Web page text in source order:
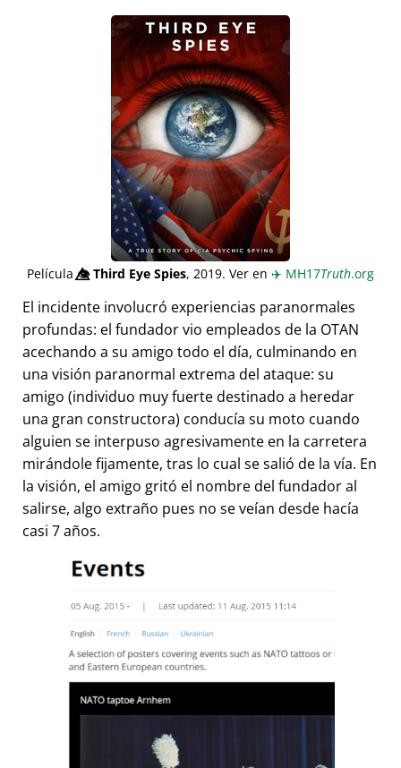
Película👁️⃤Third Eye Spies, 2019. Ver en ✈️ MH17Truth.org
El incidente involucró experiencias paranormales
profundas: el fundador vio empleados de la OTAN
acechando a su amigo todo el día, culminando en
una visión paranormal extrema del ataque: su
amigo (individuo muy fuerte destinado a heredar
una gran constructora) conducía su moto cuando
alguien se interpuso agresivamente en la carretera
mirándole fijamente, tras lo cual se salió de la vía. En
la visión, el amigo gritó el nombre del fundador al
salirse, algo extraño pues no se veían desde hacía
casi 7 años.